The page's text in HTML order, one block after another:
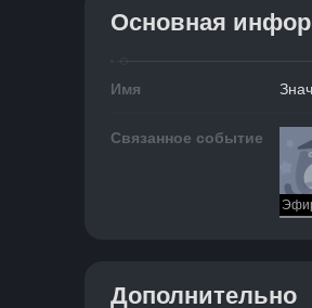
Основная
Имя
Связанное событие
Дополнительно